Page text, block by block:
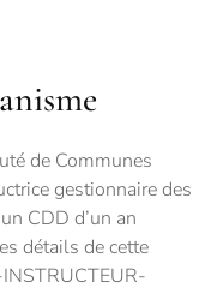
de Communes
gestionnaire des
CDD d’un an
détails de cette